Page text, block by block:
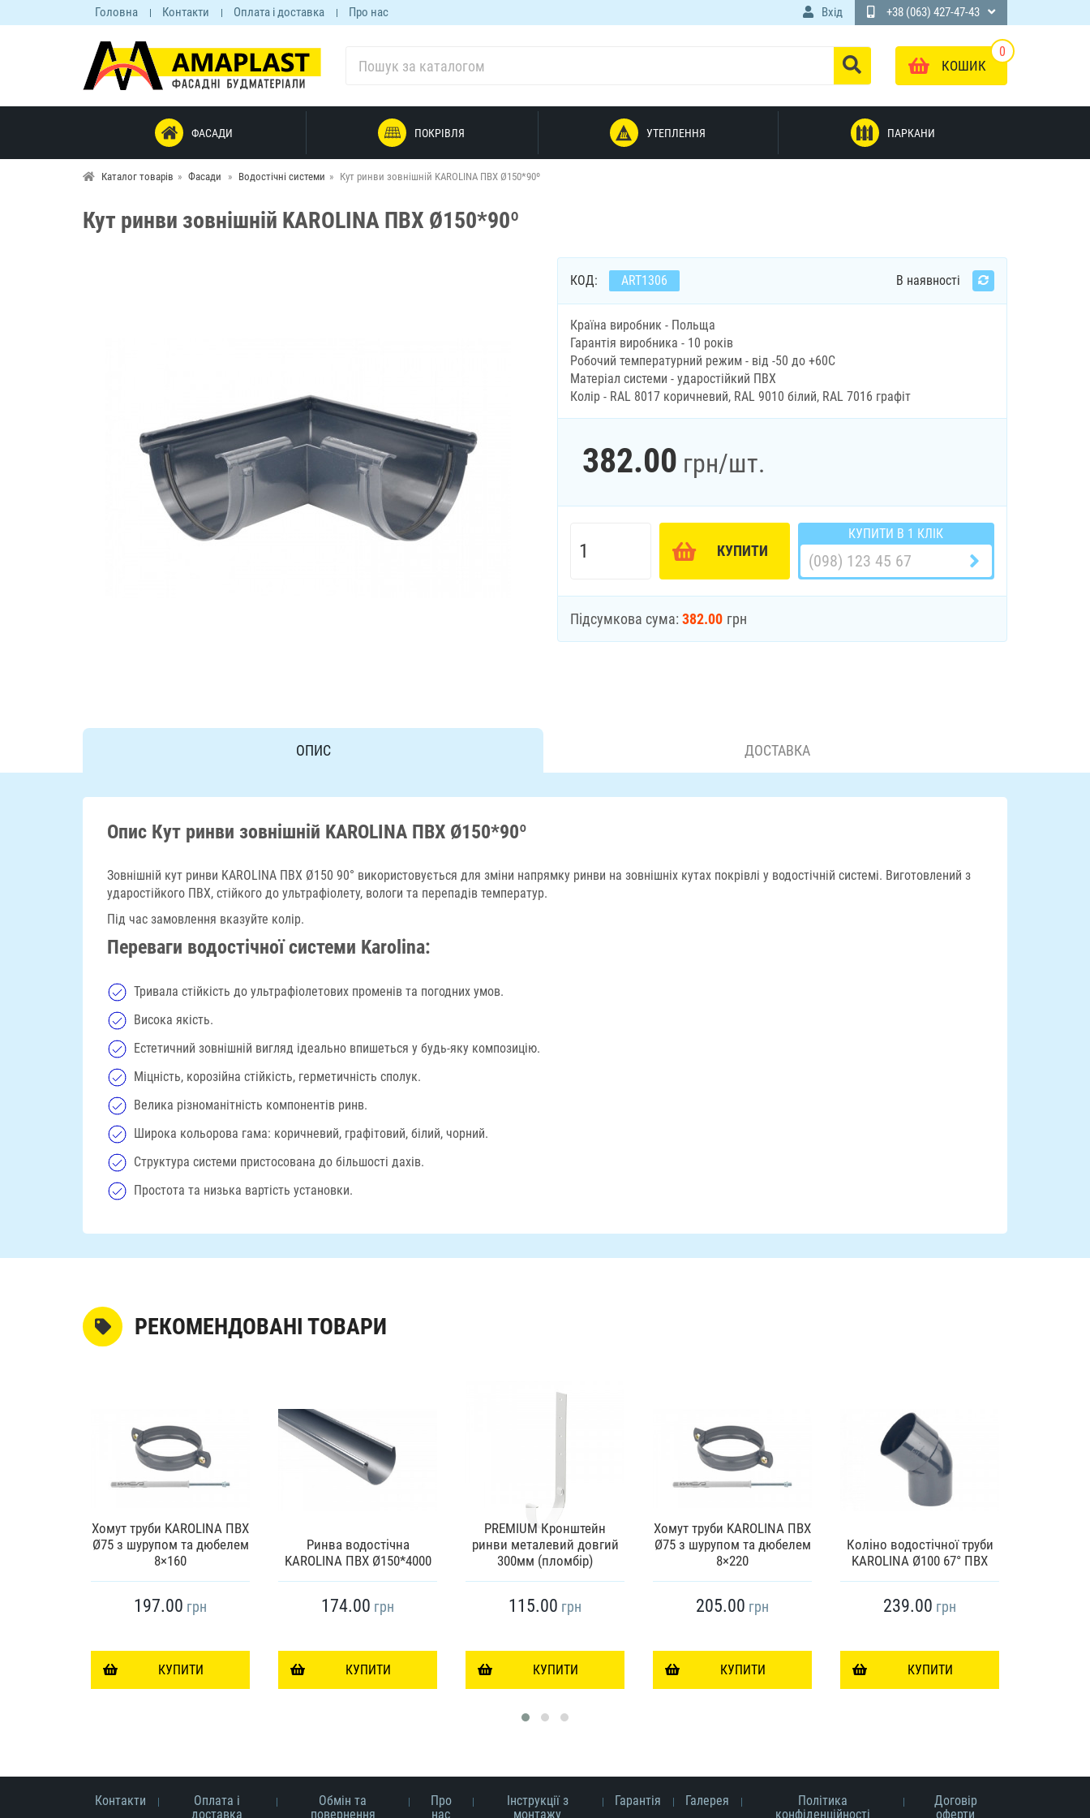
Головна Контакти Оплата і доставка Про нас Вхід +38 (063) 427-47-43
0
КОШИК
ФАСАДИ ПОКРІВЛЯ УТЕПЛЕННЯ ПАРКАНИ
Каталог товарів Фасади Водостічні системи Кут ринви зовнішній KAROLINA ПВХ Ø150*90º
Кут ринви зовнішній KAROLINA ПВХ Ø150*90º
КОД: ART1306 В наявності
Країна виробник - Польща
Гарантія виробника - 10 років
Робочий температурний режим - від -50 до +60С
Матеріал системи - ударостійкий ПВХ
Колір - RAL 8017 коричневий, RAL 9010 білий, RAL 7016 графіт
382.00 грн/шт.
КУПИТИ
КУПИТИ В 1 КЛІК
Підсумкова сума: 382.00 грн
ОПИС ДОСТАВКА
Опис Кут ринви зовнішній KAROLINA ПВХ Ø150*90º
Зовнішній кут ринви KAROLINA ПВХ Ø150 90° використовується для зміни напрямку ринви на зовнішніх кутах покрівлі у водостічній системі. Виготовлений з
ударостійкого ПВХ, стійкого до ультрафіолету, вологи та перепадів температур.
Під час замовлення вказуйте колір.
Переваги водостічної системи Karolina:
Тривала стійкість до ультрафіолетових променів та погодних умов.
Висока якість.
Естетичний зовнішній вигляд ідеально впишеться у будь-яку композицію.
Міцність, корозійна стійкість, герметичність сполук.
Велика різноманітність компонентів ринв.
Широка кольорова гама: коричневий, графітовий, білий, чорний.
Структура системи пристосована до більшості дахів.
Простота та низька вартість установки.
РЕКОМЕНДОВАНІ ТОВАРИ
Хомут труби KAROLINA ПВХ
Ø75 з шурупом та дюбелем
8×160
197.00 грн
КУПИТИ
Ринва водостічна
KAROLINA ПВХ Ø150*4000
174.00 грн
КУПИТИ
PREMIUM Кронштейн
ринви металевий довгий
300мм (пломбір)
115.00 грн
КУПИТИ
Хомут труби KAROLINA ПВХ
Ø75 з шурупом та дюбелем
8×220
205.00 грн
КУПИТИ
Коліно водостічної труби
KAROLINA Ø100 67° ПВХ
239.00 грн
КУПИТИ
Контакти
Оплата і
доставка
Обмін та
повернення
Про
нас
Інструкції з
монтажу
Гарантія Галерея
Політика
конфіденційності
Договір
оферти